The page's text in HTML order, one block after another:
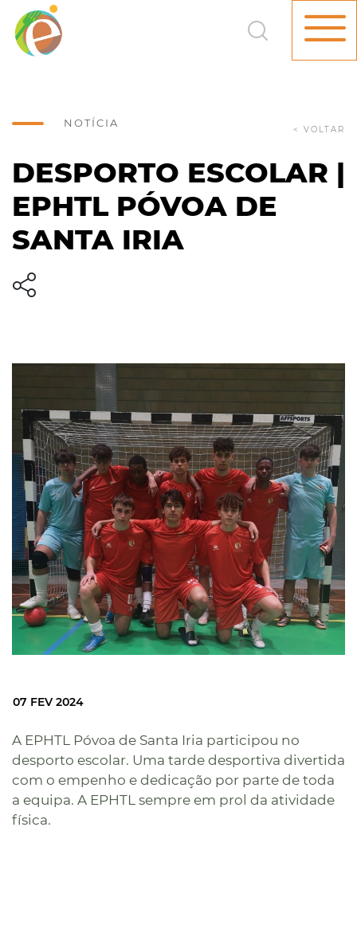
NOTÍCIA
< VOLTAR
DESPORTO ESCOLAR |
EPHTL PÓVOA DE
SANTA IRIA
07 FEV 2024
A EPHTL Póvoa de Santa Iria participou no
desporto escolar. Uma tarde desportiva divertida
com o empenho e dedicação por parte de toda
a equipa. A EPHTL sempre em prol da atividade
física.